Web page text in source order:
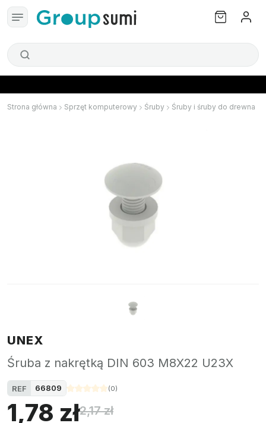
Strona główna Sprzęt komputerowy Śruby Śruby i śruby do drewna
UNEX
Śruba z nakrętką DIN 603 M8X22 U23X
REF 66809 (0)
1,78 zł2,17 zł